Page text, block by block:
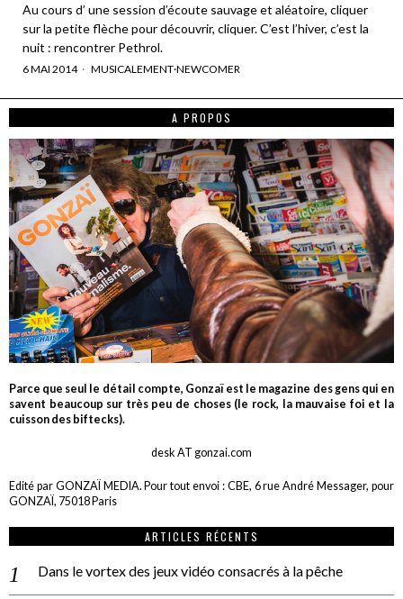
Au cours d’ une session d’écoute sauvage et aléatoire, cliquer
sur la petite flèche pour découvrir, cliquer. C’est l’hiver, c’est la
nuit : rencontrer Pethrol.
6 MAI 2014 MUSICALEMENT·NEWCOMER
A PROPOS
Parce que seul le détail compte, Gonzaï est le magazine des gens qui en
savent beaucoup sur très peu de choses (le rock, la mauvaise foi et la
cuisson des biftecks).
desk AT gonzai.com
Edité par GONZAÏ MEDIA. Pour tout envoi : CBE, 6 rue André Messager, pour
GONZAÏ, 75018 Paris
ARTICLES RÉCENTS
Dans le vortex des jeux vidéo consacrés à la pêche